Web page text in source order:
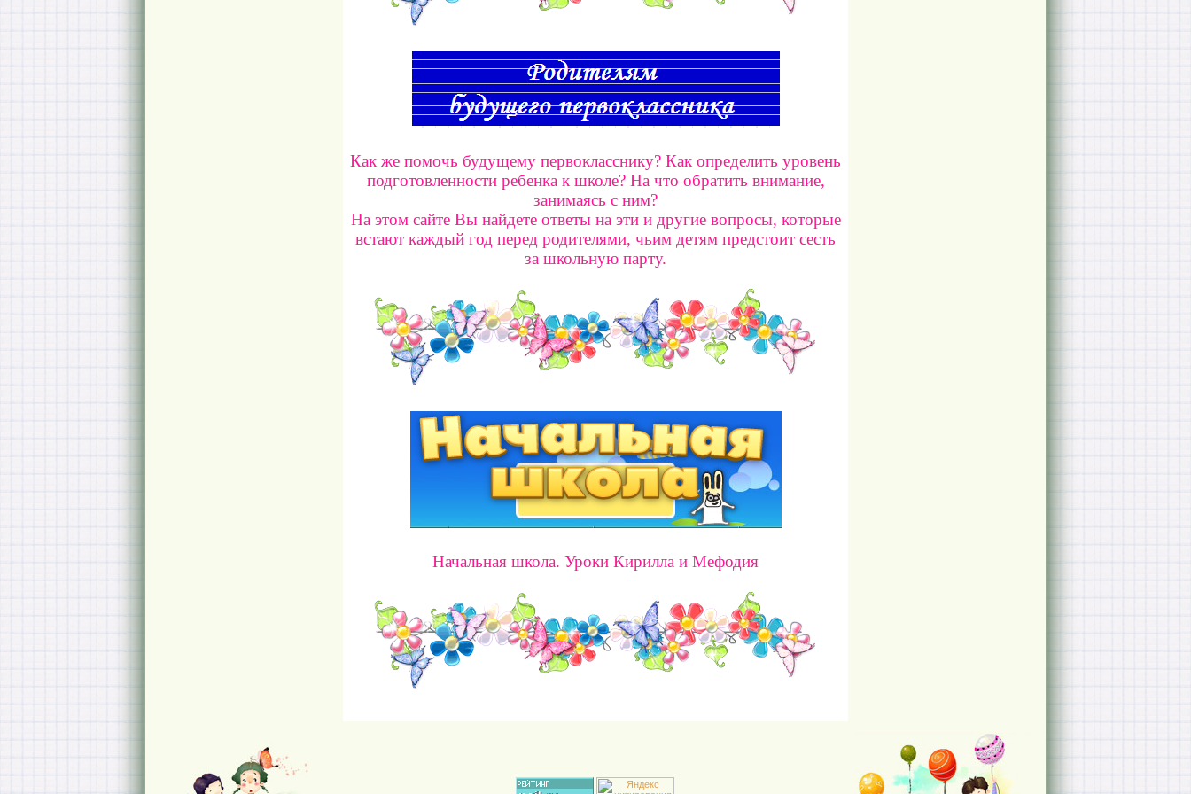
Как же помочь будущему первокласснику? Как определить уровень
подготовленности ребенка к школе? На что обратить внимание,
занимаясь с ним?
На этом сайте Вы найдете ответы на эти и другие вопросы, которые
встают каждый год перед родителями, чьим детям предстоит сесть
за школьную парту.
Начальная школа. Уроки Кирилла и Мефодия